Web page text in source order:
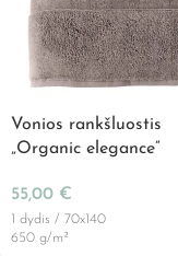
Vonios rankšluostis
„Organic elegance”
55,00 €
1 dydis / 70x140
650 g/m²